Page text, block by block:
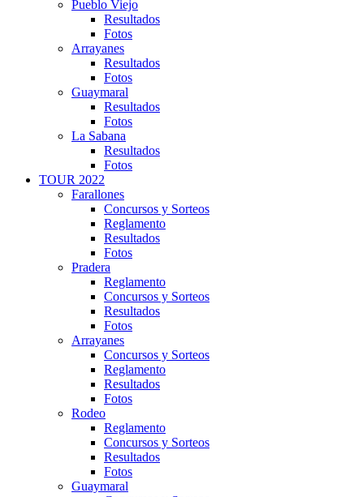
Pueblo Viejo
Resultados
Fotos
Arrayanes
Resultados
Fotos
Guaymaral
Resultados
Fotos
La Sabana
Resultados
Fotos
TOUR 2022
Farallones
Concursos y Sorteos
Reglamento
Resultados
Fotos
Pradera
Reglamento
Concursos y Sorteos
Resultados
Fotos
Arrayanes
Concursos y Sorteos
Reglamento
Resultados
Fotos
Rodeo
Reglamento
Concursos y Sorteos
Resultados
Fotos
Guaymaral